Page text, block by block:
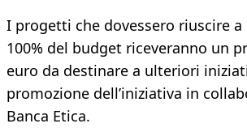
I progetti che dovessero riuscire
100% del budget riceveranno un
euro da destinare a ulteriori
promozione dell’iniziativa in
Banca Etica.